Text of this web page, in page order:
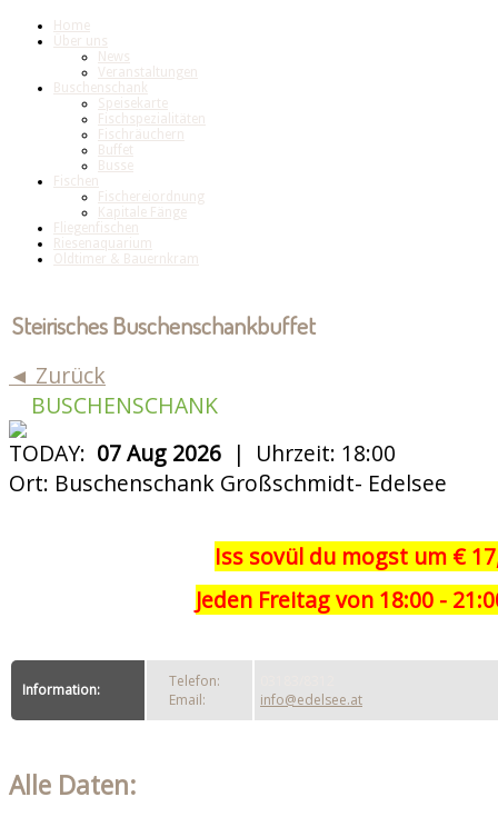
Home
Über uns
News
Veranstaltungen
Buschenschank
Speisekarte
Fischspezialitäten
Fischräuchern
Buffet
Busse
Fischen
Fischereiordnung
Kapitale Fänge
Fliegenfischen
Riesenaquarium
Oldtimer & Bauernkram
Steirisches Buschenschankbuffet
◄ Zurück
BUSCHENSCHANK
TODAY: 07 Aug 2026 | Uhrzeit: 18:00
Ort: Buschenschank Großschmidt- Edelsee
Iss sovül du mogst um €
Jeden Freitag von 18:00 -
Information:
Telefon:
Email:
info@edelsee.at
Alle Daten: